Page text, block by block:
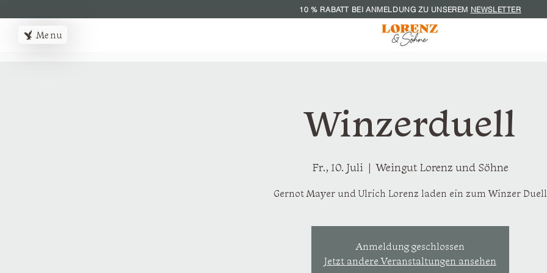
10 % RABATT BEI ANMELDUNG ZU UNSEREM NEWSLETTER
Menu
MENUMENU
Winzerduell
Fr., 10. Juli
  |
Weingut Lorenz und Söhne
Gernot Mayer und Ulrich Lorenz laden ein zum Winzer Duell
Anmeldung geschlossen
Jetzt andere Veranstaltungen ansehen